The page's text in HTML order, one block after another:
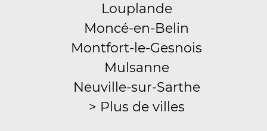
Louplande
Moncé-en-Belin
Montfort-le-Gesnois
Mulsanne
Neuville-sur-Sarthe
> Plus de villes